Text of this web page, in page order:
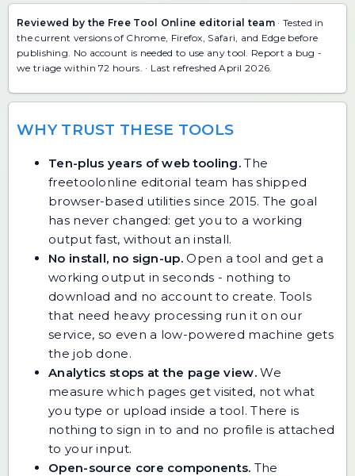
Reviewed by the Free Tool Online editorial team · Tested in
the current versions of Chrome, Firefox, Safari, and Edge before
publishing. No account is needed to use any tool. Report a bug -
we triage within 72 hours. · Last refreshed April 2026.
WHY TRUST THESE TOOLS
Ten-plus years of web tooling. The
freetoolonline editorial team has shipped
browser-based utilities since 2015. The goal
has never changed: get you to a working
output fast, without an install.
No install, no sign-up.Open a tool and get a
working output in seconds - nothing to
download and no account to create. Tools
that need heavy processing run it on our
service, so even a low-powered machine gets
the job done.
Analytics stops at the page view.We
measure which pages get visited, not what
you type or upload inside a tool. There is
nothing to sign in to and no profile is attached
to your input.
Open-source core components. The